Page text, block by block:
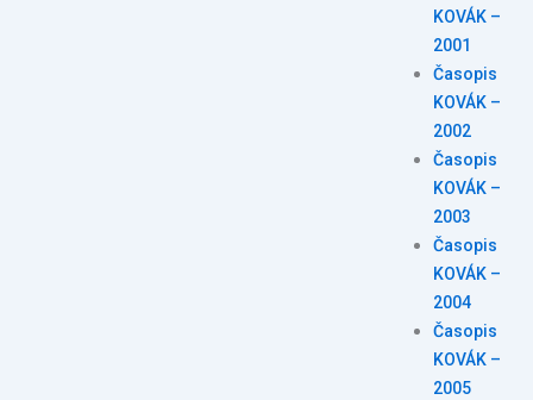
KOVÁK –
2001
Časopis
KOVÁK –
2002
Časopis
KOVÁK –
2003
Časopis
KOVÁK –
2004
Časopis
KOVÁK –
2005